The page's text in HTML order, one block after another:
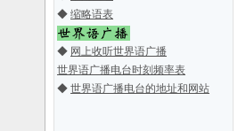
La 6-a Junula
Seminario
d..2014/2/25
La 5-a Junurala
Seminario
..2013/4/11
纪念丹东市世界语协
会成立31周
年.. 2016/7/2
第七届哈尔滨青年世
◆ 缩略语表
◆ 网上收听世界语广播
世界语广播电台时刻频率表
◆ 世界语广播电台的地址和网站